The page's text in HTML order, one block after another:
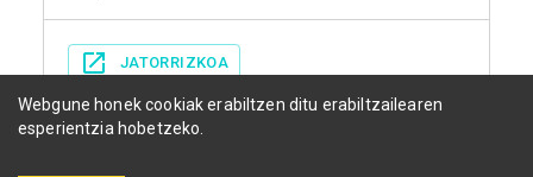
JATORRIZKOA
Webgune honek cookiak erabiltzen ditu erabiltzailearen
esperientzia hobetzeko.